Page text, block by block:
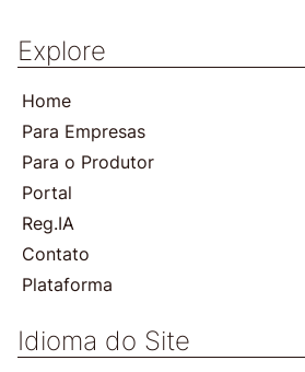
Explore
Home
Para Empresas
Para o Produtor
Portal
Reg.IA
Contato
Plataforma
Idioma do Site